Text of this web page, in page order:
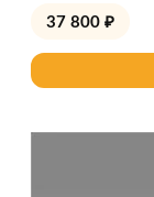
37 800 ₽